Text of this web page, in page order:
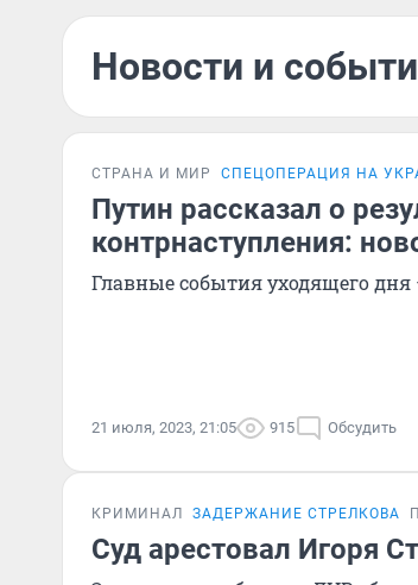
Новости и
СТРАНА И МИР СПЕЦОПЕРАЦИЯ НА
Путин рассказал о
контрнаступления:
Главные события уходящего
21 июля, 2023, 21:05 915 Обсудить
КРИМИНАЛ ЗАДЕРЖАНИЕ СТРЕЛКОВА
Суд арестовал Игоря